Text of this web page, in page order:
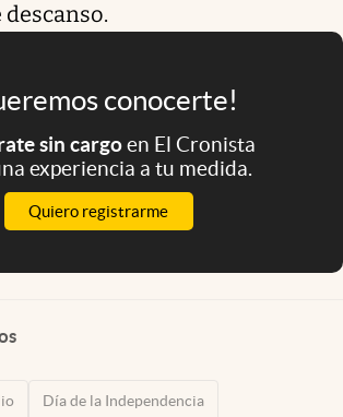
conocerte!
sin cargoen El Cronista
experiencia a tu medida.
Quiero registrarme
Día de la Independencia